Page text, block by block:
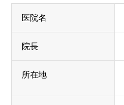
医院名
院長
所在地